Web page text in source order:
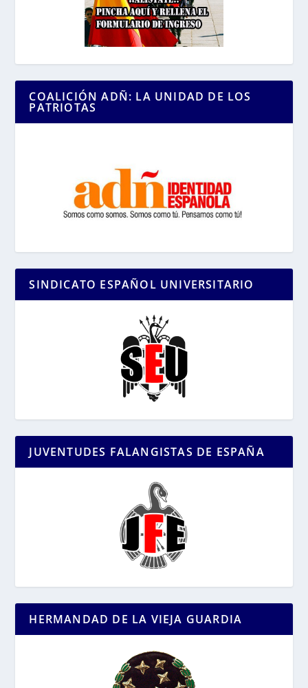
COALICIÓN ADÑ: LA UNIDAD DE LOS
PATRIOTAS
SINDICATO ESPAÑOL UNIVERSITARIO
JUVENTUDES FALANGISTAS DE ESPAÑA
HERMANDAD DE LA VIEJA GUARDIA